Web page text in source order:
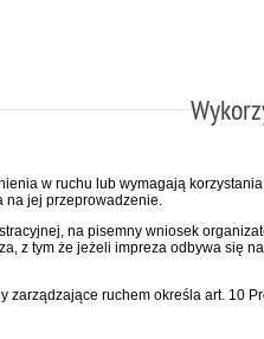
w ruchu lub wymagają
na jej przeprowadzenie.
na pisemny wniosek
tym że jeżeli impreza odbywa się
zarządzające ruchem określa art. 10